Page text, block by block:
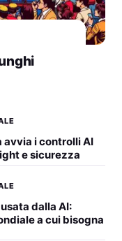
avvia i controlli AI
e sicurezza
dalla AI:
a cui bisogna